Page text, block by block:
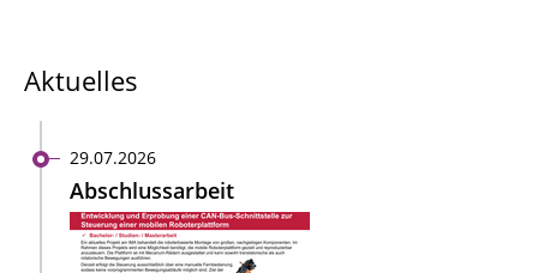
Aktuelles
29.07.2026
Abschlussarbeit